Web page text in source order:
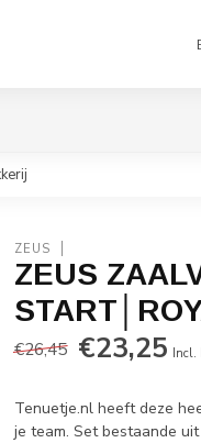
ZEUS
ZEUS
€26,45 €23,25 Incl.
Tenuetje.nl heeft deze
je team. Set bestaande